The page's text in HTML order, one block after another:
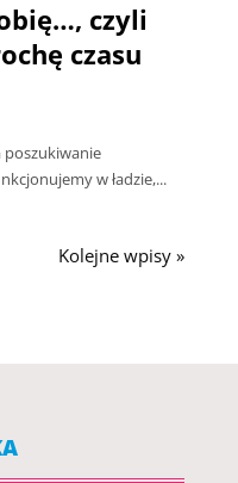
czyli
czasu
poszukiwanie
w ładzie,...
Kolejne wpisy »